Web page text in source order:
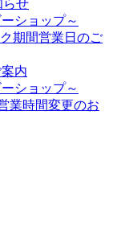
せ
ショップ～
期間営業日のご
内
ショップ～
業時間変更のお